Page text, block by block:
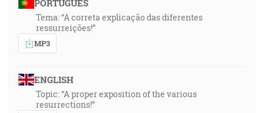
PORTUGUÊS
Tema: “A correta explicação das diferentes
ressurreições!”
MP3
ENGLISH
Topic: “A proper exposition of the various
resurrections!”